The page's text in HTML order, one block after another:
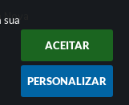
sua
ACEITAR
PERSONALIZAR